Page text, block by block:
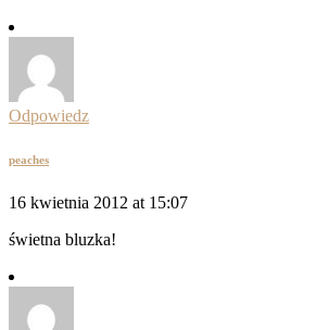
Odpowiedz
peaches
16 kwietnia 2012 at 15:07
świetna bluzka!